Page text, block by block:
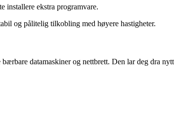
installere ekstra programvare.
og pålitelig tilkobling med høyere hastigheter.
datamaskiner og nettbrett. Den lar deg dra